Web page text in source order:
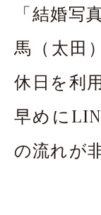
「結婚写
馬（太田
休日を利
早めに
の流れが